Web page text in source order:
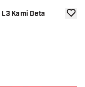
Kami Deta